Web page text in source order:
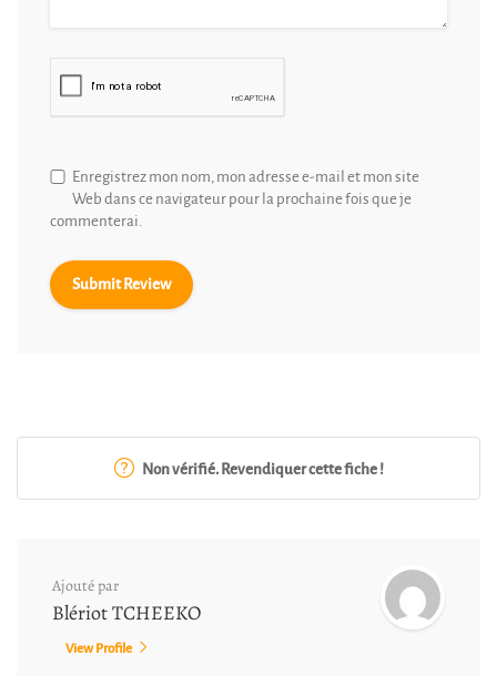
Enregistrez mon nom, mon adresse e-mail et mon site
Web dans ce navigateur pour la prochaine fois que je
commenterai.
Non vérifié. Revendiquer cette fiche !
Ajouté par
Blériot TCHEEKO
View Profile